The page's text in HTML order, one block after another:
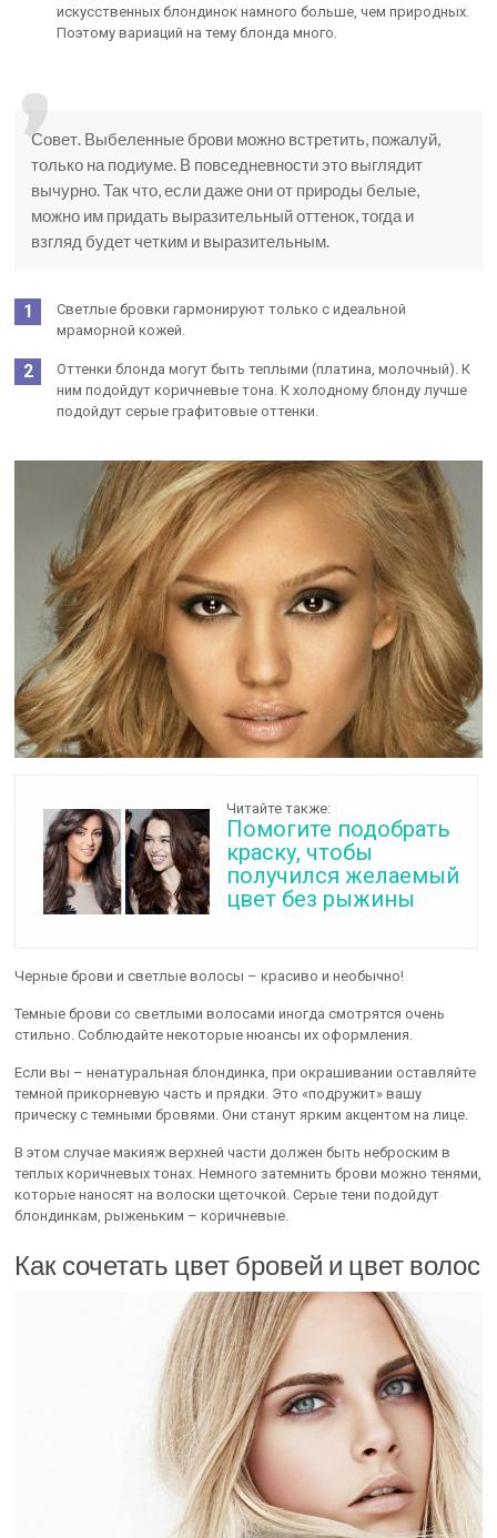
искусственных блондинок намного больше, чем природных.
Поэтому вариаций на тему блонда много.
Совет. Выбеленные брови можно встретить, пожалуй,
только на подиуме. В повседневности это выглядит
вычурно. Так что, если даже они от природы белые,
можно им придать выразительный оттенок, тогда и
взгляд будет четким и выразительным.
Светлые бровки гармонируют только с идеальной
мраморной кожей.
Оттенки блонда могут быть теплыми (платина, молочный). К
ним подойдут коричневые тона. К холодному блонду лучше
подойдут серые графитовые оттенки.
Читайте также:
Помогите подобрать
краску, чтобы
получился желаемый
цвет без рыжины
Черные брови и светлые волосы – красиво и необычно!
Темные брови со светлыми волосами иногда смотрятся очень
стильно. Соблюдайте некоторые нюансы их оформления.
Если вы – ненатуральная блондинка, при окрашивании оставляйте
темной прикорневую часть и прядки. Это «подружит» вашу
прическу с темными бровями. Они станут ярким акцентом на лице.
В этом случае макияж верхней части должен быть неброским в
теплых коричневых тонах. Немного затемнить брови можно тенями,
которые наносят на волоски щеточкой. Серые тени подойдут
блондинкам, рыженьким – коричневые.
Как сочетать цвет бровей и цвет волос